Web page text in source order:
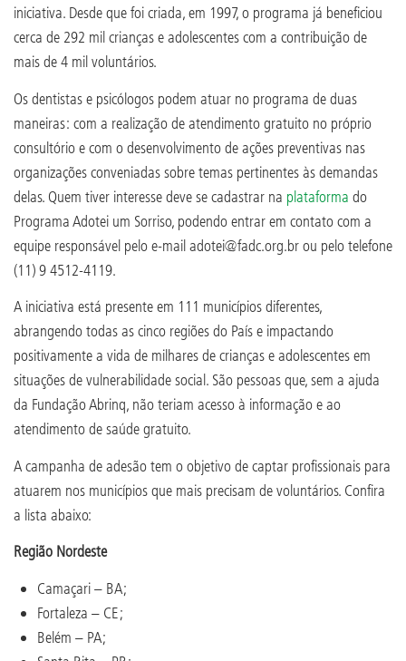
iniciativa. Desde que foi criada, em 1997, o programa já beneficiou
cerca de 292 mil crianças e adolescentes com a contribuição de
mais de 4 mil voluntários.
Os dentistas e psicólogos podem atuar no programa de duas
maneiras: com a realização de atendimento gratuito no próprio
consultório e com o desenvolvimento de ações preventivas nas
organizações conveniadas sobre temas pertinentes às demandas
delas. Quem tiver interesse deve se cadastrar na plataforma do
Programa Adotei um Sorriso, podendo entrar em contato com a
equipe responsável pelo e-mail adotei@fadc.org.br ou pelo telefone
(11) 9 4512-4119.
A iniciativa está presente em 111 municípios diferentes,
abrangendo todas as cinco regiões do País e impactando
positivamente a vida de milhares de crianças e adolescentes em
situações de vulnerabilidade social. São pessoas que, sem a ajuda
da Fundação Abrinq, não teriam acesso à informação e ao
atendimento de saúde gratuito.
A campanha de adesão tem o objetivo de captar profissionais para
atuarem nos municípios que mais precisam de voluntários. Confira
a lista abaixo:
Região Nordeste
Camaçari – BA;
Fortaleza – CE;
Belém – PA;